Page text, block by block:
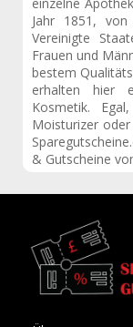
Jahr 1851,
Vereinigte
Frauen und
bestem
erhalten hier
Kosmetik.
Moisturizer
& Gutscheine